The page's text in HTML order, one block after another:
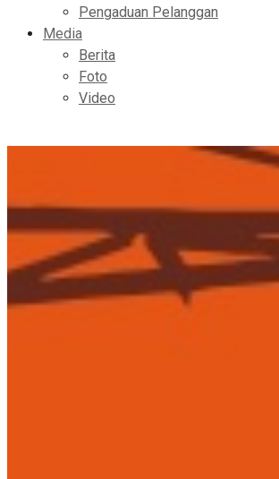
Pengaduan Pelanggan
Media
Berita
Foto
Video